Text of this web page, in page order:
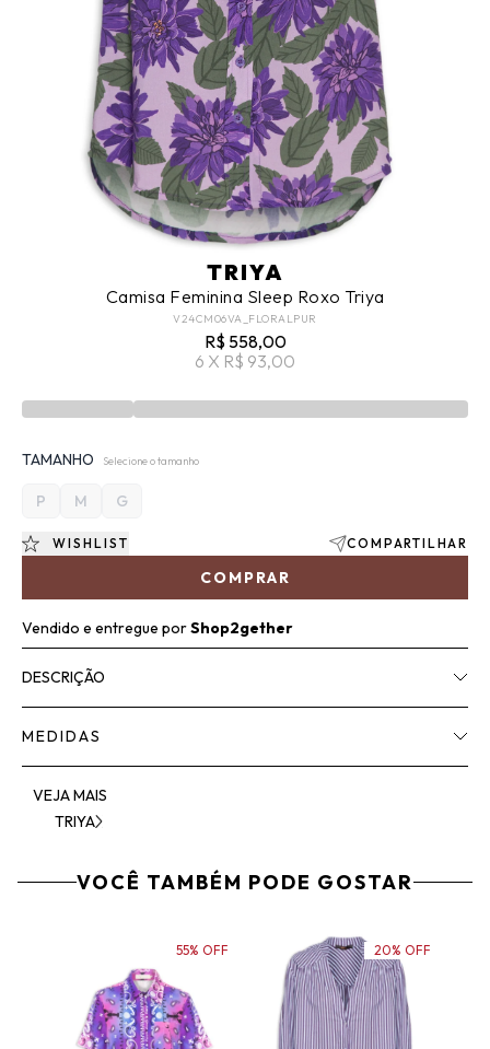
TRIYA
Camisa Feminina Sleep Roxo Triya
V24CM06VA_FLORALPUR
R$ 558,00
6 X R$ 93,00
TAMANHO Selecione o tamanho
P M G
COMPRAR
WISHLIST COMPARTILHAR
Vendido e entregue porShop2gether
DESCRIÇÃO
MEDIDAS
VEJA MAIS
TRIYA
VOCÊ TAMBÉM PODE GOSTAR
55% OFF 20% OFF